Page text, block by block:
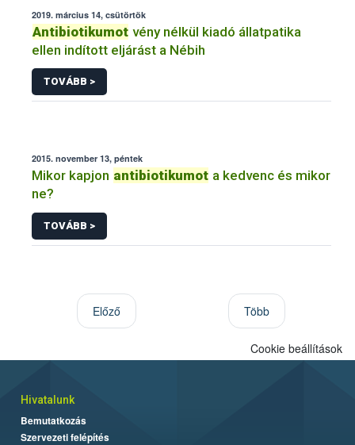
2019. március 14, csütörtök
Antibiotikumot vény nélkül kiadó állatpatika
ellen indított eljárást a Nébih
TOVÁBB >
2015. november 13, péntek
Mikor kapjon antibiotikumot a kedvenc és mikor
ne?
TOVÁBB >
Előző Több
Cookie beállítások
Hivatalunk
Bemutatkozás
Szervezeti felépítés